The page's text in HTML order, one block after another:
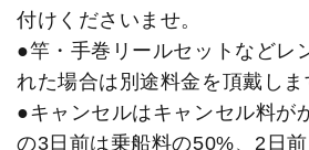
付けくださいませ。
●竿・手巻リールセットなどレ
れた場合は別途料金を頂戴しま
●キャンセルはキャンセル料が
の3日前は乗船料の50%、2日